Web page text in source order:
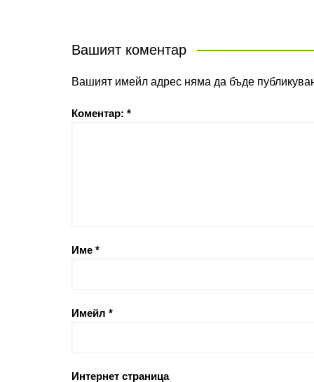
Вашият коментар
Вашият имейл адрес няма да бъде
Коментар: *
Име *
Имейл *
Интернет страница